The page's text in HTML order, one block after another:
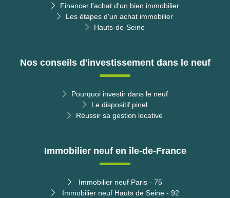
Financer l'achat d'un bien immobilier
Les étapes d'un achat immobilier
Hauts-de-Seine
Nos conseils d'investissement dans le neuf
Pourquoi investir dans le neuf
Le dispositif pinel
Réussir sa gestion locative
Immobilier neuf en île-de-France
Immobilier neuf Paris - 75
Immobilier neuf Hauts de Seine - 92